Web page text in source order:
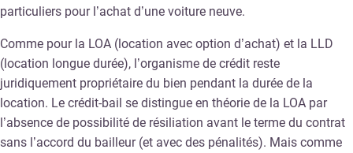
particuliers pour l’achat d’une voiture neuve.
Comme pour la LOA (location avec option d’achat) et la LLD
(location longue durée), l’organisme de crédit reste
juridiquement propriétaire du bien pendant la durée de la
location. Le crédit-bail se distingue en théorie de la LOA par
l’absence de possibilité de résiliation avant le terme du contrat
sans l’accord du bailleur (et avec des pénalités). Mais comme